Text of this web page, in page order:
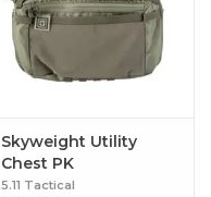
Skyweight Utility
Chest PK
5.11 Tactical